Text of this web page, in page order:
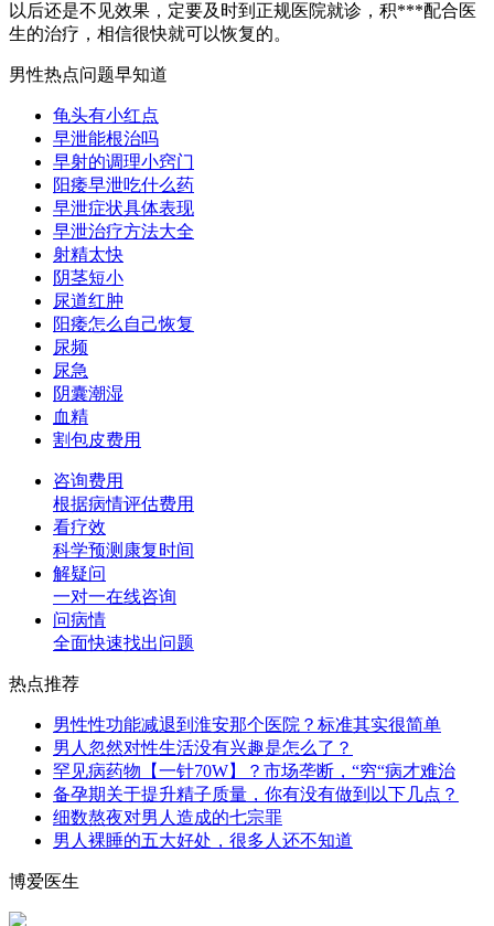
以后还是不见效果，定要及时到正规医院就诊，积***配合医
生的治疗，相信很快就可以恢复的。
男性热点问题早知道
龟头有小红点
早泄能根治吗
早射的调理小窍门
阳痿早泄吃什么药
早泄症状具体表现
早泄治疗方法大全
射精太快
阴茎短小
尿道红肿
阳痿怎么自己恢复
尿频
尿急
阴囊潮湿
血精
割包皮费用
咨询费用
根据病情评估费用
看疗效
科学预测康复时间
解疑问
一对一在线咨询
问病情
全面快速找出问题
热点推荐
男性性功能减退到淮安那个医院？标准其实很简单
男人忽然对性生活没有兴趣是怎么了？
罕见病药物【一针70W】？市场垄断，“穷“病才难治
备孕期关于提升精子质量，你有没有做到以下几点？
细数熬夜对男人造成的七宗罪
男人裸睡的五大好处，很多人还不知道
博爱医生